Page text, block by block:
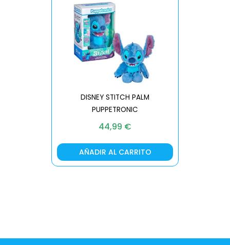
DISNEY STITCH PALM
PUPPETRONIC
44,99 €
AÑADIR AL CARRITO